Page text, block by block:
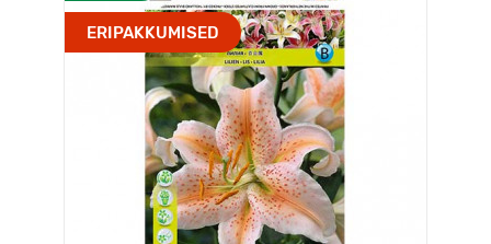
ERIPAKKUMISED